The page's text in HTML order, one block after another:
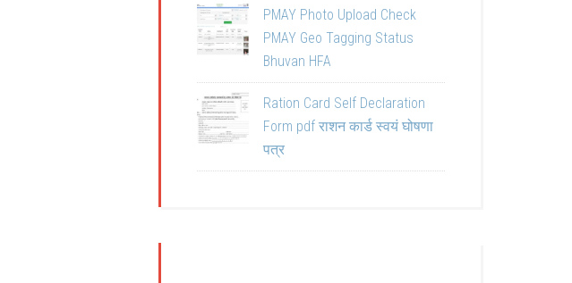
PMAY Photo Upload Check
PMAY Geo Tagging Status
Bhuvan HFA
Ration Card Self Declaration
Form pdf राशन कार्ड स्वयं घोषणा
पत्र